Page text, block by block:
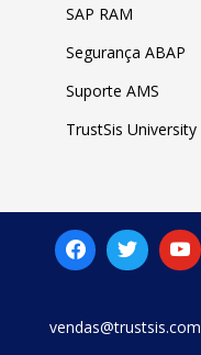
SAP RAM
Segurança ABAP
Suporte AMS
TrustSis University
vendas@trustsis.com